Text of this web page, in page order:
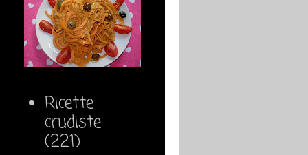
Ricette
crudiste
(221)